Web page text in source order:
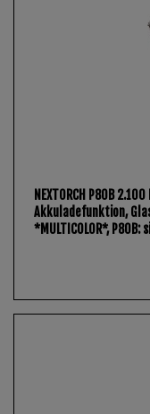
NEXTORCH P80B
Akkuladefunktion,
*MULTICOLOR*, P80B: